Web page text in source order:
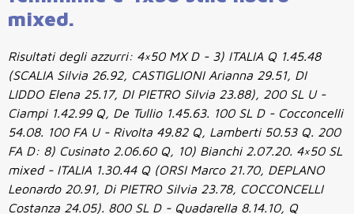
mixed.
Risultati degli azzurri: 4×50 MX D - 3) ITALIA Q 1.45.48
(SCALIA Silvia 26.92, CASTIGLIONI Arianna 29.51, DI
LIDDO Elena 25.17, DI PIETRO Silvia 23.88), 200 SL U -
Ciampi 1.42.99 Q, De Tullio 1.45.63. 100 SL D - Cocconcelli
54.08. 100 FA U - Rivolta 49.82 Q, Lamberti 50.53 Q. 200
FA D: 8) Cusinato 2.06.60 Q, 10) Bianchi 2.07.20. 4×50 SL
mixed - ITALIA 1.30.44 Q (ORSI Marco 21.70, DEPLANO
Leonardo 20.91, Di PIETRO Silvia 23.78, COCCONCELLI
Costanza 24.05). 800 SL D - Quadarella 8.14.10, Q